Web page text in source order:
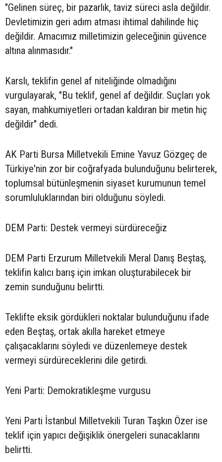
"Gelinen süreç, bir pazarlık, taviz süreci asla değildir.
Devletimizin geri adım atması ihtimal dahilinde hiç
değildir. Amacımız milletimizin geleceğinin güvence
altına alınmasıdır."
Karslı, teklifin genel af niteliğinde olmadığını
vurgulayarak, "Bu teklif, genel af değildir. Suçları yok
sayan, mahkumiyetleri ortadan kaldıran bir metin hiç
değildir" dedi.
AK Parti Bursa Milletvekili Emine Yavuz Gözgeç de
Türkiye'nin zor bir coğrafyada bulunduğunu belirterek,
toplumsal bütünleşmenin siyaset kurumunun temel
sorumluluklarından biri olduğunu söyledi.
DEM Parti: Destek vermeyi sürdüreceğiz
DEM Parti Erzurum Milletvekili Meral Danış Beştaş,
teklifin kalıcı barış için imkan oluşturabilecek bir
zemin sunduğunu belirtti.
Teklifte eksik gördükleri noktalar bulunduğunu ifade
eden Beştaş, ortak akılla hareket etmeye
çalışacaklarını söyledi ve düzenlemeye destek
vermeyi sürdüreceklerini dile getirdi.
Yeni Parti: Demokratikleşme vurgusu
Yeni Parti İstanbul Milletvekili Turan Taşkın Özer ise
teklif için yapıcı değişiklik önergeleri sunacaklarını
belirtti.